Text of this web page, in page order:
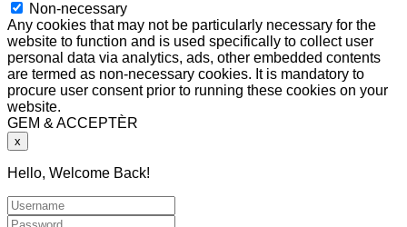
Non-necessary
Any cookies that may not be particularly necessary for the
website to function and is used specifically to collect user
personal data via analytics, ads, other embedded contents
are termed as non-necessary cookies. It is mandatory to
procure user consent prior to running these cookies on your
website.
GEM & ACCEPTÈR
x
Hello, Welcome Back!